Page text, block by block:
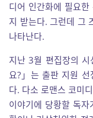
디어 인간화에 필요
지 받는다. 그런데 그
나타난다.
지난 3월 편집장의
요?」는 출판 지원 선
다. 다소 로맨스 코미
이야기에 당황할 독